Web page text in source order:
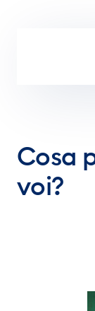
Cosa
voi?